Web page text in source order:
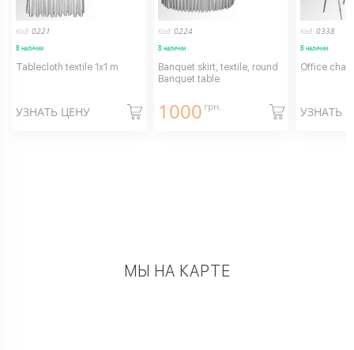
Код: 0221
В наличии
Tablecloth textile 1x1 m
УЗНАТЬ ЦЕНУ
Код: 0224
В наличии
Banquet skirt, textile, round
Banquet table
1000 грн.
Код: 0338
В наличии
Office chair
УЗНАТЬ
МЫ НА КАРТЕ